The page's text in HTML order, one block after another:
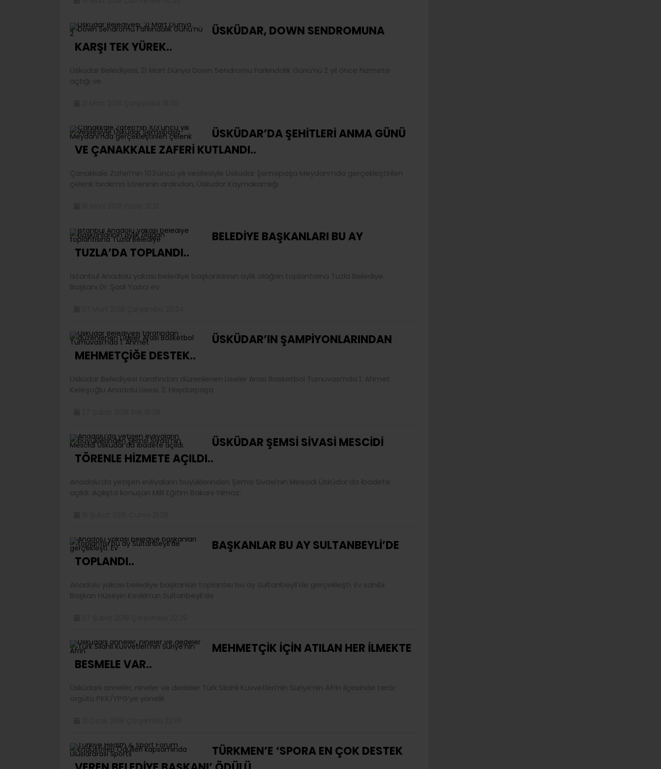
ÜSKÜDAR, DOWN SENDROMUNA
KARŞI TEK YÜREK..
Üsküdar Belediyesi, 21 Mart Dünya Down Sendromu Farkındalık Günü’nü 2 yıl önce hizmete
açtığı ve
ÜSKÜDAR’DA ŞEHİTLERİ ANMA GÜNÜ
VE ÇANAKKALE ZAFERİ KUTLANDI..
Çanakkale Zaferi’nin 103’üncü yılı vesilesiyle Üsküdar Şemsipaşa Meydanı’nda gerçekleştirilen
çelenk bırakma töreninin ardından, Üsküdar Kaymakamlığı
BELEDİYE BAŞKANLARI BU AY
TUZLA’DA TOPLANDI..
İstanbul Anadolu yakası belediye başkanlarının aylık olağan toplantısına Tuzla Belediye
Başkanı Dr. Şadi Yazıcı ev
ÜSKÜDAR’IN ŞAMPİYONLARINDAN
MEHMETÇİĞE DESTEK..
Üsküdar Belediyesi tarafından düzenlenen Liseler Arası Basketbol Turnuvası’nda 1. Ahmet
Keleşoğlu Anadolu Lisesi, 2. Haydarpaşa
ÜSKÜDAR ŞEMSİ SİVASİ MESCİDİ
TÖRENLE HİZMETE AÇILDI..
Anadolu’da yetişen evliyaların büyüklerinden Şemsi Sivasi’nin Mescidi Üsküdar’da ibadete
açıldı. Açılışta konuşan Milli Eğitim Bakanı Yılmaz:
BAŞKANLAR BU AY SULTANBEYLİ’DE
TOPLANDI..
Anadolu yakası belediye başkanları toplantısı bu ay Sultanbeyli’de gerçekleşti. Ev sahibi
Başkan Hüseyin Keskin’un Sultanbeyli’de
MEHMETÇİK İÇİN ATILAN HER İLMEKTE
BESMELE VAR..
Üsküdarlı anneler, nineler ve dedeler Türk Silahlı Kuvvetleri’nin Suriye’nin Afrin ilçesinde terör
örgütü PKK/YPG’ye yönelik
TÜRKMEN’E ‘SPORA EN ÇOK DESTEK